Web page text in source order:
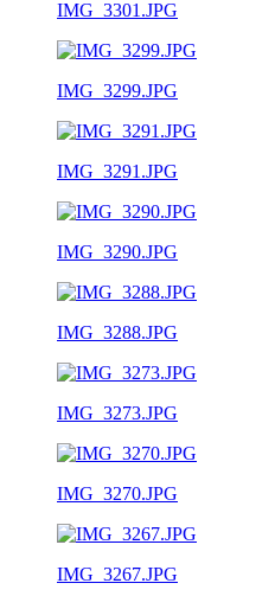
IMG_3301.JPG
IMG_3299.JPG
IMG_3291.JPG
IMG_3290.JPG
IMG_3288.JPG
IMG_3273.JPG
IMG_3270.JPG
IMG_3267.JPG